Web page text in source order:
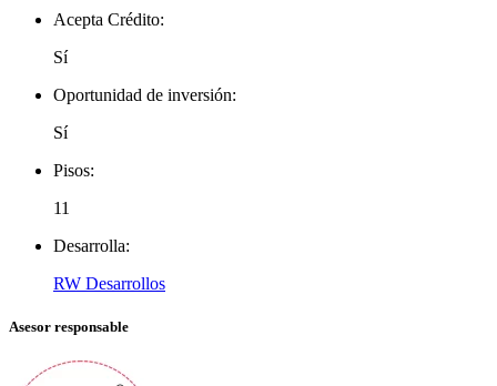
Acepta Crédito:
Sí
Oportunidad de inversión:
Sí
Pisos:
11
Desarrolla:
RW Desarrollos
Asesor responsable